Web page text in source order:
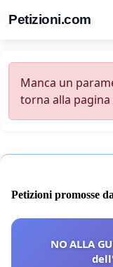
Petizioni.com
Manca un
torna alla
Petizioni promosse
NO ALLA